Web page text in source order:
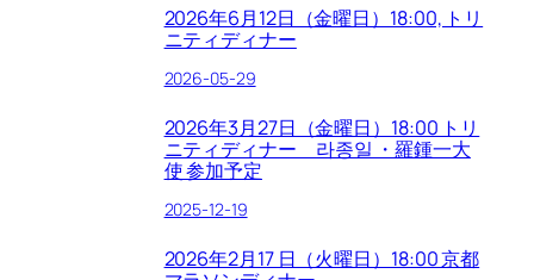
2026年6月12日（金曜日）18:00, トリ
ニティディナー
2026-05-29
2026年3月27日（金曜日）18:00 トリ
ニティディナー 라종일 ・羅鍾一大
使 参加予定
2025-12-19
2026年2月17 日（火曜日）18:00 京都